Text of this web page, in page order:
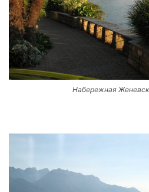
Набережная